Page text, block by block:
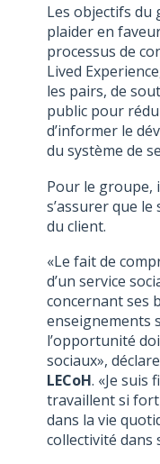
Les objectifs du
plaider en
processus de
Lived
les pairs, de
public pour
d’informer le
du système de
Pour le groupe,
s’assurer que
du client.
«Le fait de
d’un service
concernant ses
enseignements
l’opportunité
sociaux», déclare
LECoH. «Je suis
travaillent si
dans la vie
collectivité dans